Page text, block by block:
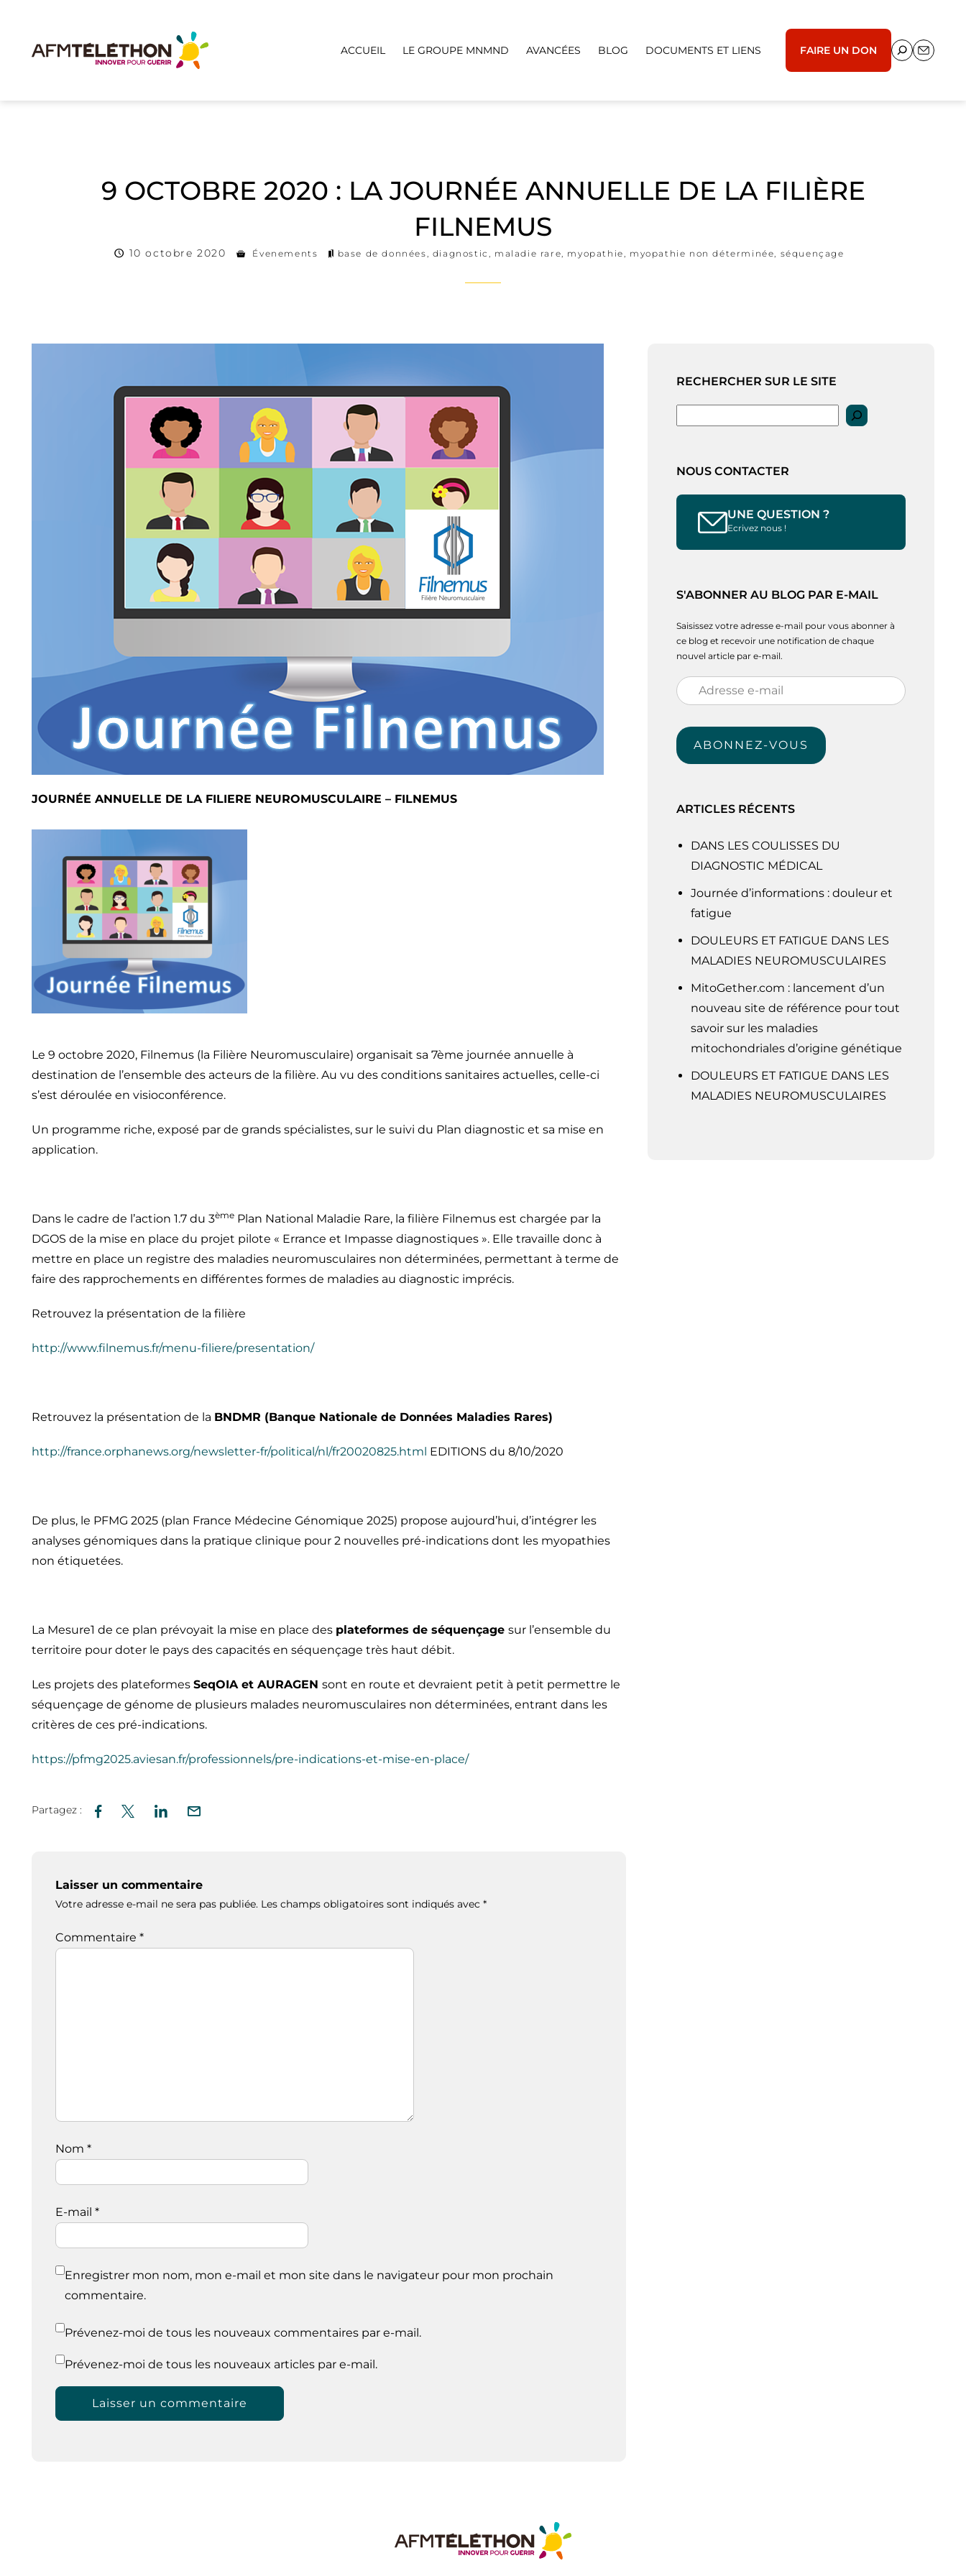
ACCUEIL LE GROUPE MNMND AVANCÉES BLOG DOCUMENTS ET LIENS FAIRE UN DON
9 OCTOBRE 2020 : LA JOURNÉE ANNUELLE DE LA FILIÈRE
FILNEMUS
10 octobre 2020 Évenements base de données, diagnostic , maladie rare, myopathie, myopathie non déterminée, séquençage
JOURNÉE ANNUELLE DE LA FILIERE NEUROMUSCULAIRE – FILNEMUS
Le 9 octobre 2020, Filnemus (la Filière Neuromusculaire) organisait sa 7ème journée annuelle à
destination de l’ensemble des acteurs de la filière. Au vu des conditions sanitaires actuelles, celle-ci
s’est déroulée en visioconférence.
Un programme riche, exposé par de grands spécialistes, sur le suivi du Plan diagnostic et sa mise en
application.
Dans le cadre de l’action 1.7 du 3ème Plan National Maladie Rare, la filière Filnemus est chargée par la
DGOS de la mise en place du projet pilote « Errance et Impasse diagnostiques ». Elle travaille donc à
mettre en place un registre des maladies neuromusculaires non déterminées, permettant à terme de
faire des rapprochements en différentes formes de maladies au diagnostic imprécis.
Retrouvez la présentation de la filière
http://www.filnemus.fr/menu-filiere/presentation/
Retrouvez la présentation de la BNDMR (Banque Nationale de Données Maladies Rares)
http://france.orphanews.org/newsletter-fr/political/nl/fr20020825.html EDITIONS du 8/10/2020
De plus, le PFMG 2025 (plan France Médecine Génomique 2025) propose aujourd’hui, d’intégrer les
analyses génomiques dans la pratique clinique pour 2 nouvelles pré-indications dont les myopathies
non étiquetées.
La Mesure1 de ce plan prévoyait la mise en place des plateformes de séquençage sur l’ensemble du
territoire pour doter le pays des capacités en séquençage très haut débit.
Les projets des plateformes SeqOIA et AURAGEN sont en route et devraient petit à petit permettre le
séquençage de génome de plusieurs malades neuromusculaires non déterminées, entrant dans les
critères de ces pré-indications.
https://pfmg2025.aviesan.fr/professionnels/pre-indications-et-mise-en-place/
Partagez :
Laisser un commentaire
Votre adresse e-mail ne sera pas publiée. Les champs obligatoires sont indiqués avec *
Commentaire *
Nom *
E-mail *
Enregistrer mon nom, mon e-mail et mon site dans le navigateur pour mon prochain
commentaire.
Prévenez-moi de tous les nouveaux commentaires par e-mail.
Prévenez-moi de tous les nouveaux articles par e-mail.
RECHERCHER SUR LE SITE
NOUS CONTACTER
UNE QUESTION ?
Ecrivez nous !
S'ABONNER AU BLOG PAR E-MAIL
Saisissez votre adresse e-mail pour vous abonner à
ce blog et recevoir une notification de chaque
nouvel article par e-mail.
Adresse
e-
mail
ABONNEZ-VOUS
ARTICLES RÉCENTS
DANS LES COULISSES DU
DIAGNOSTIC MÉDICAL
Journée d’informations : douleur et
fatigue
DOULEURS ET FATIGUE DANS LES
MALADIES NEUROMUSCULAIRES
MitoGether.com : lancement d’un
nouveau site de référence pour tout
savoir sur les maladies
mitochondriales d’origine génétique
DOULEURS ET FATIGUE DANS LES
MALADIES NEUROMUSCULAIRES